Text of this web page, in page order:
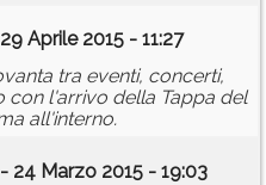
Aprile 2015 - 11:27
tra eventi, concerti,
con l'arrivo della Tappa del
all'interno.
24 Marzo 2015 - 19:03